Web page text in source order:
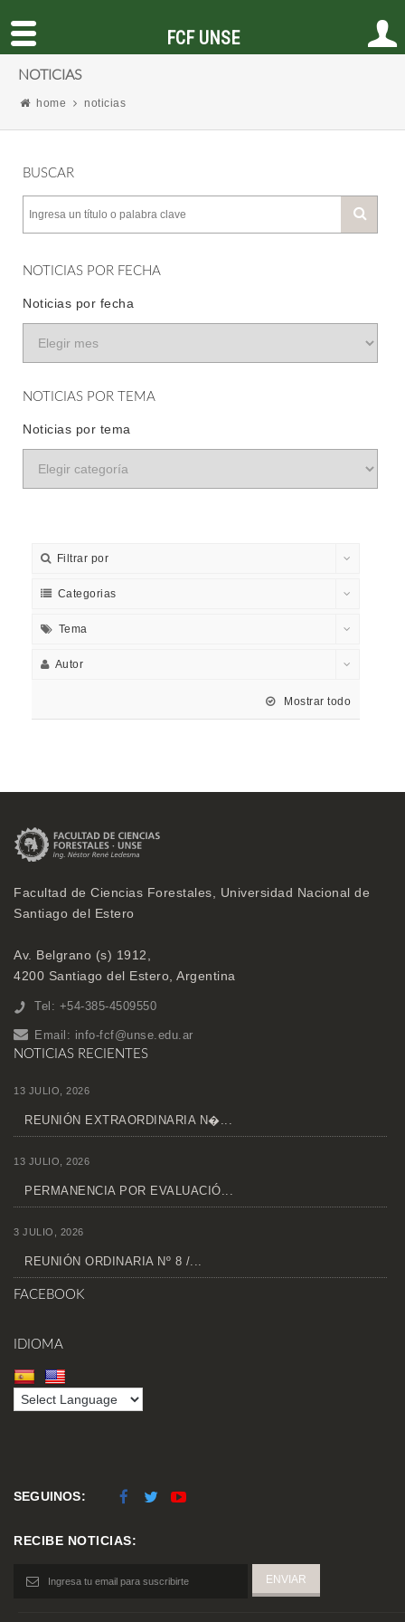
NOTICIAS
home noticias
BUSCAR
NOTICIAS POR FECHA
Noticias por fecha
NOTICIAS POR TEMA
Noticias por tema
Filtrar por
Categorias
Tema
Autor
Mostrar todo
Facultad de Ciencias Forestales, Universidad Nacional de
Santiago del Estero
Av. Belgrano (s) 1912,
4200 Santiago del Estero, Argentina
Tel: +54-385-4509550
Email: info-fcf@unse.edu.ar
NOTICIAS RECIENTES
13 JULIO, 2026
REUNIÓN EXTRAORDINARIA N�...
13 JULIO, 2026
PERMANENCIA POR EVALUACIÓ...
3 JULIO, 2026
REUNIÓN ORDINARIA Nº 8 /...
FACEBOOK
IDIOMA
SEGUINOS:
RECIBE NOTICIAS:
FCF UNSE